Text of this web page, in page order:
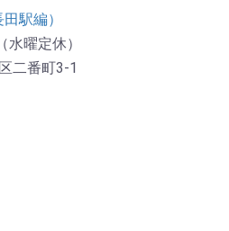
駅編）
曜定休）
二番町3-1